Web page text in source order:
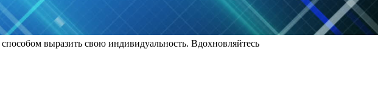
выразить свою индивидуальность. Вдохновляйтесь